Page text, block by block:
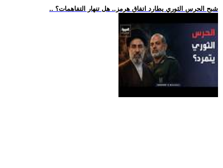
.. شبح الحرس الثوري يطارد اتفاق هرمز.. هل تنهار التفاهمات؟